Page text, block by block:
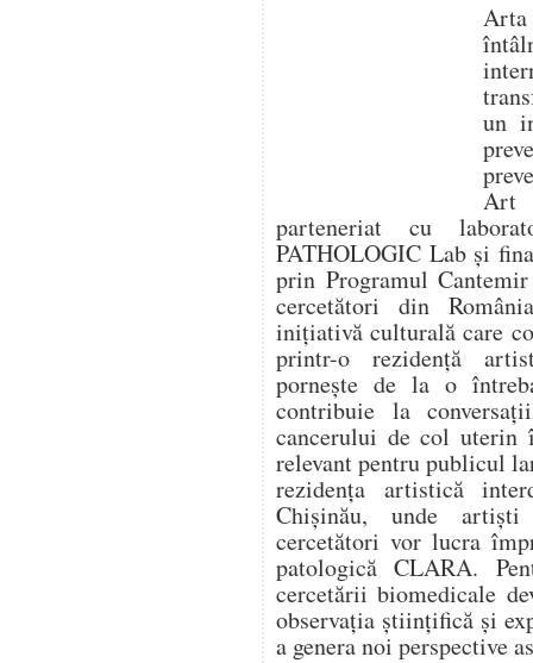
un
Art
parteneriat cu
PATHOLOGIC Lab și
prin Programul
cercetători din
inițiativă culturală care
printr-o rezidență
pornește de la o
contribuie la
cancerului de col uterin
relevant pentru publicul
rezidența artistică
Chișinău, unde
cercetători vor lucra
patologică CLARA.
cercetării biomedicale
observația științifică și
a genera noi perspective